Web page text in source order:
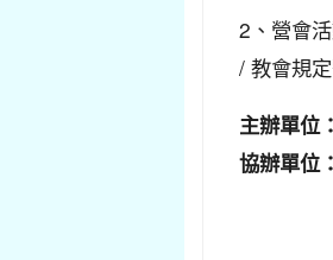
2、營會
/ 教會規
主辦單位：
協辦單位：